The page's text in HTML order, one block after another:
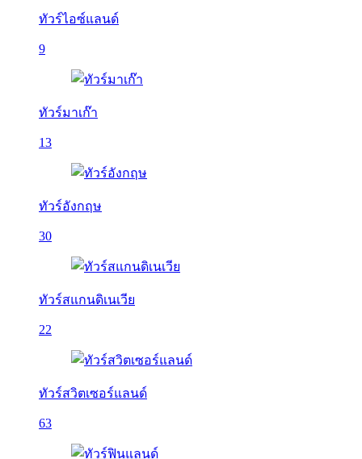
ทัวร์ไอซ์แลนด์
9
ทัวร์มาเก๊า
13
ทัวร์อังกฤษ
30
ทัวร์สแกนดิเนเวีย
22
ทัวร์สวิตเซอร์แลนด์
63